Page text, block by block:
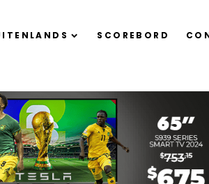
SCOREBORD